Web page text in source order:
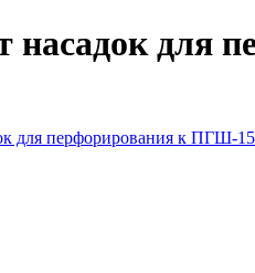
насадок для